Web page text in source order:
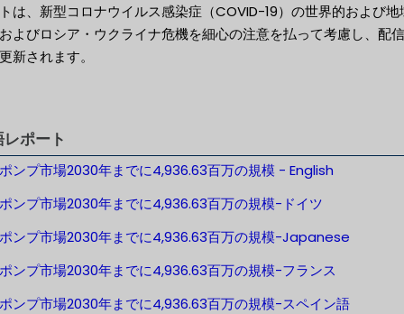
は、新型コロナウイルス感染症（COVID-19）の世界的および地
よびロシア・ウクライナ危機を細心の注意を払って考慮し、配
新されます。
ポート
ンプ市場2030年までに4,936.63百万の規模 - English
ンプ市場2030年までに4,936.63百万の規模-ドイツ
ンプ市場2030年までに4,936.63百万の規模-Japanese
ンプ市場2030年までに4,936.63百万の規模-フランス
ンプ市場2030年までに4,936.63百万の規模-スペイン語